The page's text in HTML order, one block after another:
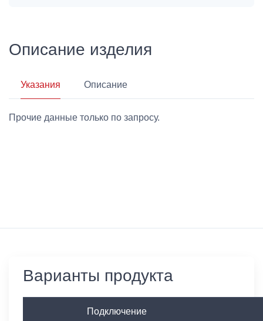
Описание изделия
Указания Описание
Прочие данные только по запросу.
Варианты продукта
Подключение